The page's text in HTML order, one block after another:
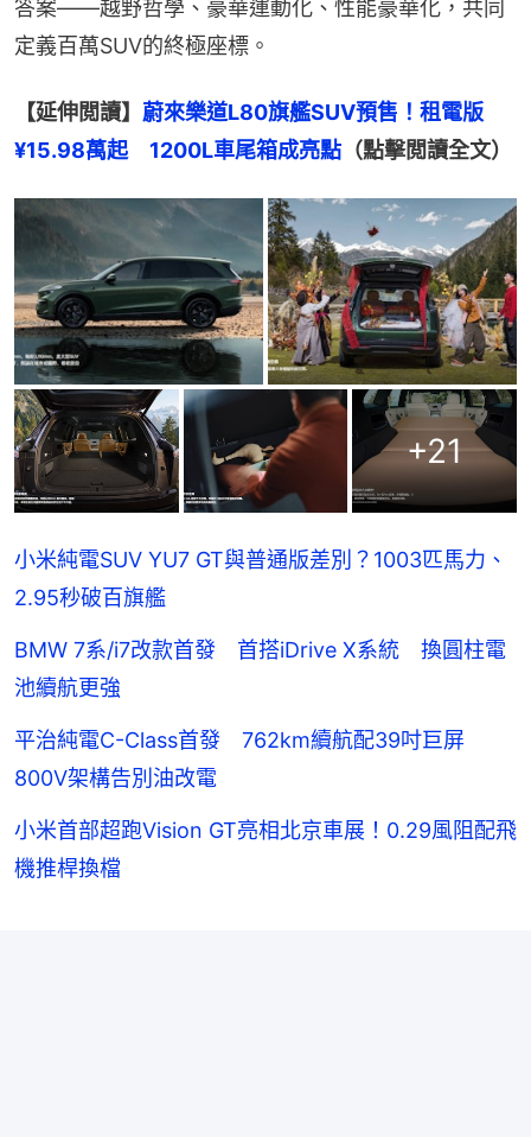
答案——越野哲學、豪華運動化、性能豪華化，共同
定義百萬SUV的終極座標。
【延伸閲讀】 蔚來樂道L80旗艦SUV預售！租電版
¥15.98萬起　1200L車尾箱成亮點 （點擊閲讀全文）
+21
小米純電SUV YU7 GT與普通版差別？1003匹馬力、
2.95秒破百旗艦
BMW 7系/i7改款首發 首搭iDrive X系統 換圓柱電
池續航更強
平治純電C-Class首發 762km續航配39吋巨屏
800V架構告別油改電
小米首部超跑Vision GT亮相北京車展！0.29風阻配飛
機推桿換檔